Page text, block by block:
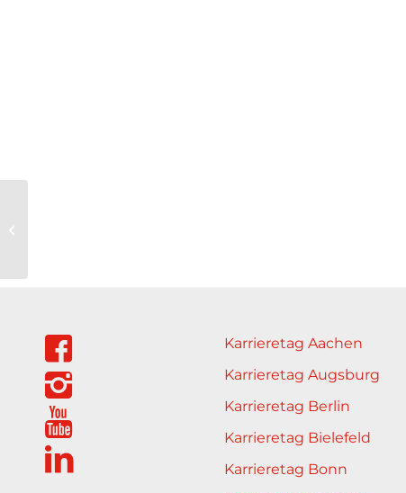
Karrieretag Aachen
Karrieretag Augsburg
Karrieretag Berlin
Karrieretag Bielefeld
Karrieretag Bonn